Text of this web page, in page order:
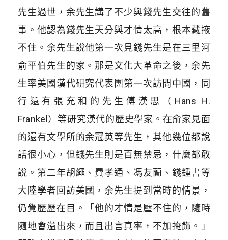
先生過世，余先生講了不少與錢先生交往的舊
事。他認為錢先生天分與才情太高，根本藏掖
不住。余先生說他第一次見錢先生是在三里河
俞平伯先生的家。那是文化大革命之後，余先
生率美國漢代研究代表團第一次訪問中國，同
行還有張充和的先生傅漢思（Hans H.
Frankel）等研究漢代的歷史學家。在俞家見面
的還有文學所的余冠英等先生，其他幾位都說
話很小心，但錢先生則是百無禁忌，什麼都敢
說。第二年胡繩、費孝通、馮友蘭、錢鍾書等
大陸學者回訪美國，余先生提到當時的情景，
仍覺歷歷在目。「他的才情是壓不住的，隨時
隨地會溢出來，而且出言真率，不加掩飾。」